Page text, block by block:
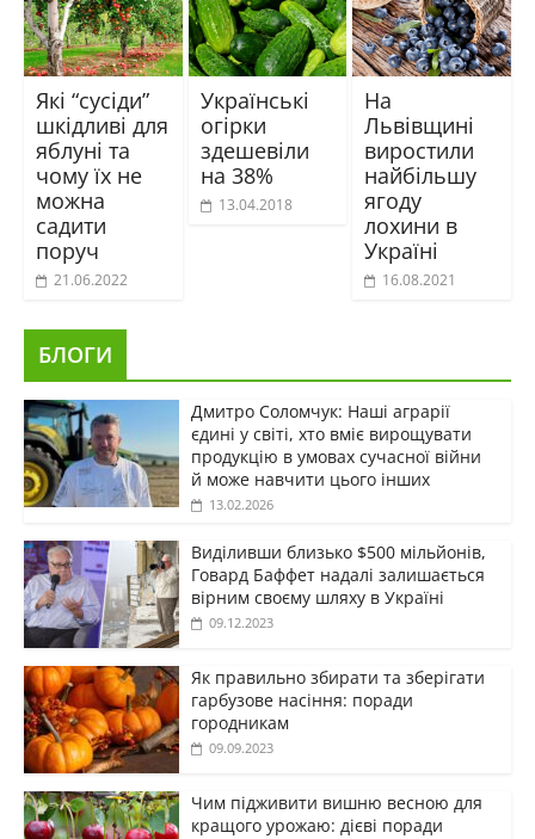
Які “сусіди”
шкідливі для
яблуні та
чому їх не
можна
садити
поруч
21.06.2022
Українські
огірки
здешевіли
на 38%
13.04.2018
На
Львівщині
виростили
найбільшу
ягоду
лохини в
Україні
16.08.2021
БЛОГИ
Дмитро Соломчук: Наші аграрії
єдині у світі, хто вміє вирощувати
продукцію в умовах сучасної війни
й може навчити цього інших
13.02.2026
Виділивши близько $500 мільйонів,
Говард Баффет надалі залишається
вірним своєму шляху в Україні
09.12.2023
Як правильно збирати та зберігати
гарбузове насіння: поради
городникам
09.09.2023
Чим підживити вишню весною для
кращого урожаю: дієві поради